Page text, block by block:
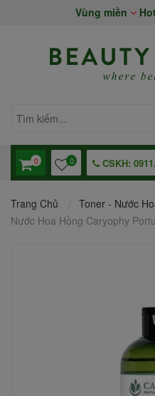
Vùng miền
0 0 CSKH:
Trang Chủ
Toner - Nước
Nước Hoa Hồng Caryophy